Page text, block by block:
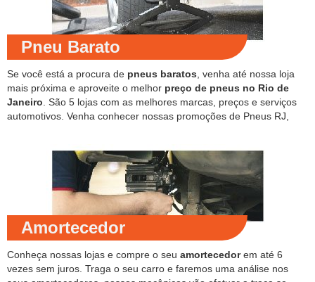
Pneu Barato
Se você está a procura de pneus baratos , venha até nossa loja
mais próxima e aproveite o melhor preço de pneus no Rio de
Janeiro . São 5 lojas com as melhores marcas, preços e serviços
automotivos. Venha conhecer nossas promoções de Pneus RJ,
Amortecedor
Conheça nossas lojas e compre o seu amortecedorem até 6
vezes sem juros. Traga o seu carro e faremos uma análise nos